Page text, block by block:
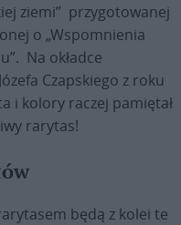
ziemi” przygotowanej
o „Wspomnienia
Na okładce
Czapskiego z roku
i kolory raczej pamiętał
rarytas!
będą z kolei te